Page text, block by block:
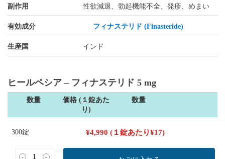
副作用 性欲減退、勃起機能不全、発疹、めまい
有効成分 フィナステリド (Finasteride)
生産国 インド
ヒールペシア – フィナステリド 5 mg
数量
価格 (１錠あた
り)
数量
300錠 ¥4,990 (１錠あたり¥17)
- +